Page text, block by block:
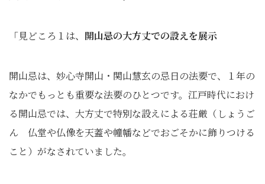
「見どころ１は、 開山忌の大方丈での設えを展示
開山忌は、妙心寺開山・関山慧玄の忌日の法要で、１年の
なかでもっとも重要な法要のひとつです。江戸時代におけ
る開山忌では、大方丈で特別な設えによる荘厳（しょうご
ん 仏堂や仏像を天蓋や幢幡などでおごそかに飾りつける
こと）がなされていました。